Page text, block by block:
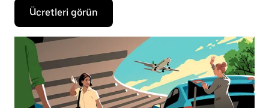
Takvimle
etkileşime
geçmek
ve
tarih
seçmek
aşağı
Ücretleri görün